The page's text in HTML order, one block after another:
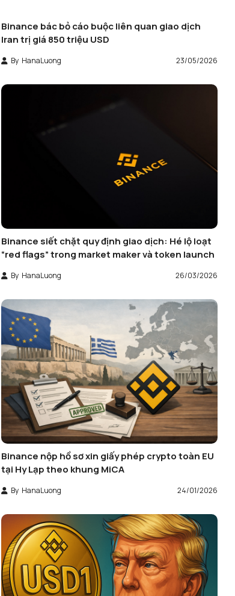
Binance bác bỏ cáo buộc liên quan giao dịch
Iran trị giá 850 triệu USD
By HanaLuong 23/05/2026
Binance siết chặt quy định giao dịch: Hé lộ loạt
“red flags” trong market maker và token launch
By HanaLuong 26/03/2026
Binance nộp hồ sơ xin giấy phép crypto toàn EU
tại Hy Lạp theo khung MiCA
By HanaLuong 24/01/2026